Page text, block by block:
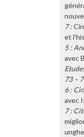
7 :
et
5 :
avec
73 –
6 :
avec
7 :